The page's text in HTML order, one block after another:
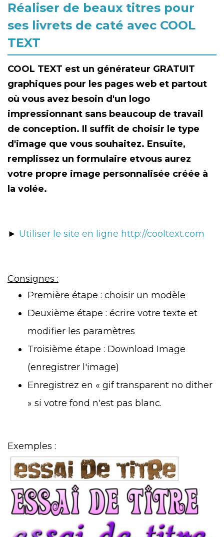
Réaliser de beaux titres pour
ses livrets de caté avec COOL
TEXT
COOL TEXT est un générateur GRATUIT
graphiques pour les pages web et partout
où vous avez besoin d'un logo
impressionnant sans beaucoup de travail
de conception. Il suffit de choisir le type
d'image que vous souhaitez. Ensuite,
remplissez un formulaire etvous aurez
votre propre image personnalisée créée à
la volée.
► Utiliser le site en ligne http://cooltext.com
Consignes :
Première étape : choisir un modèle
Deuxième étape : écrire votre texte et
modifier les paramètres
Troisième étape : Download Image
(enregistrer l'image)
Enregistrez en « gif transparent no dither
» si votre fond n'est pas blanc.
Exemples :